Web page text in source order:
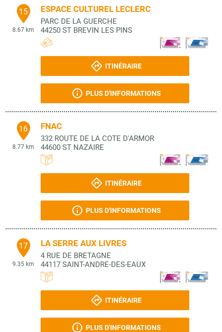
15
8.67 km
ESPACE CULTUREL LECLERC
PARC DE LA GUERCHE
44250 ST BREVIN LES PINS
ITINÉRAIRE
PLUS D'INFORMATIONS
16
8.77 km
FNAC
332 ROUTE DE LA COTE D'ARMOR
44600 ST NAZAIRE
ITINÉRAIRE
PLUS D'INFORMATIONS
17
9.35 km
LA SERRE AUX LIVRES
4 RUE DE BRETAGNE
44117 SAINT-ANDRE-DES-EAUX
ITINÉRAIRE
PLUS D'INFORMATIONS